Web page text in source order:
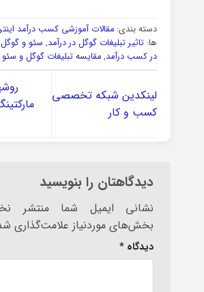
دسته بندی: مقالات آموزشی کسب درآمد
ها: تاثیر تبلیغات گوگل در درآمد, سئو و گوگل
در کسب درآمد, مقایسه تبلیغات گوگل و سئو
لینکدین شبکه تخصصی
کسب و کار
دیدگاهتان را بنویسید
نشانی ایمیل شما منتشر
بخش‌های موردنیاز علامت‌گذاری
دیدگاه *